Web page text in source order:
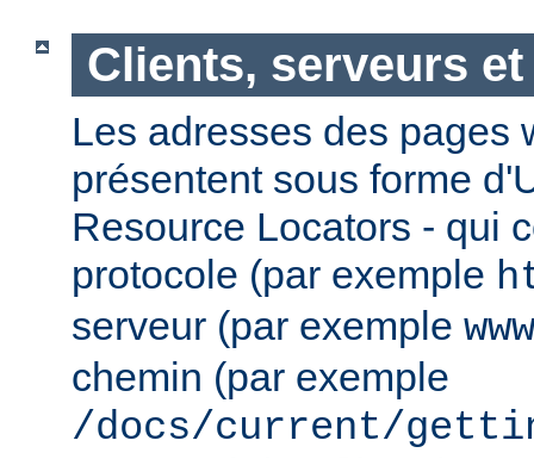
Clients, serveurs et
Les adresses des pages
présentent sous forme
Resource Locators - qui
protocole (par exemple
serveur (par exemple
chemin (par exemple
/docs/current/